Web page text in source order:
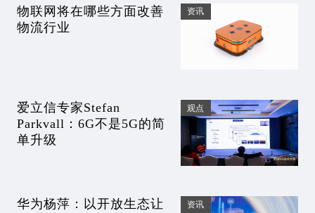
物联网将在哪些方面改善
物流行业
资讯
爱立信专家Stefan
Parkvall：6G不是5G的简
单升级
观点
华为杨萍：以开放生态让 资讯